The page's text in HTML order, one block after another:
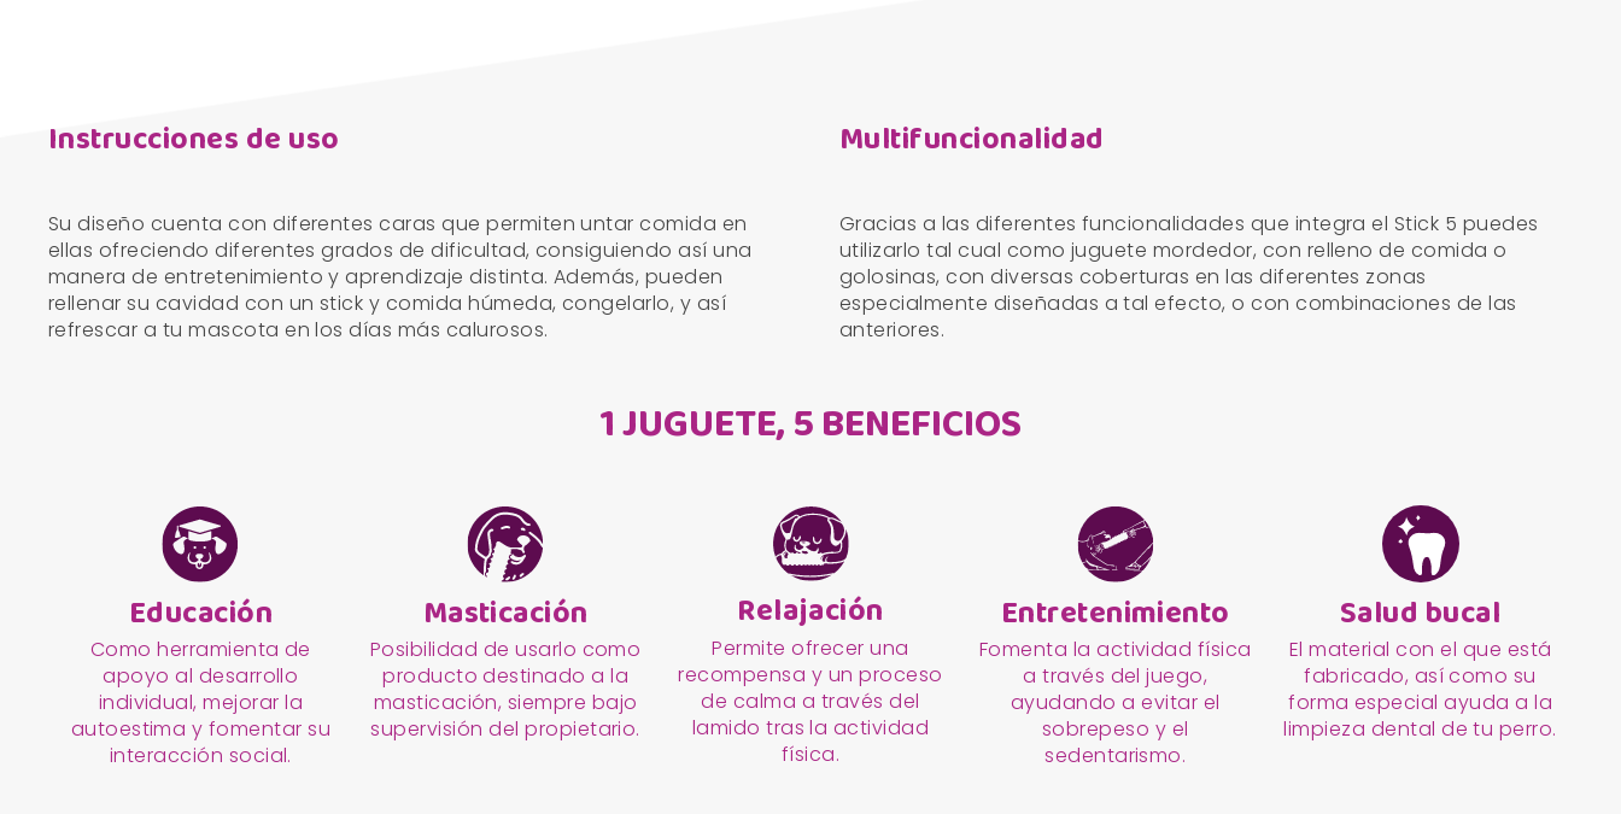
Instrucciones de uso
Su diseño cuenta con diferentes caras que permiten untar comida en
ellas ofreciendo diferentes grados de dificultad, consiguiendo así una
manera de entretenimiento y aprendizaje distinta. Además, pueden
rellenar su cavidad con un stick y comida húmeda, congelarlo, y así
refrescar a tu mascota en los días más calurosos.
Multifuncionalidad
Gracias a las diferentes funcionalidades que integra el Stick 5 puedes
utilizarlo tal cual como juguete mordedor, con relleno de comida o
golosinas, con diversas coberturas en las diferentes zonas
especialmente diseñadas a tal efecto, o con combinaciones de las
anteriores.
1 JUGUETE, 5 BENEFICIOS
Educación
Como herramienta de
apoyo al desarrollo
individual, mejorar la
autoestima y fomentar su
interacción social.
Masticación
Posibilidad de usarlo como
producto destinado a la
masticación, siempre bajo
supervisión del propietario.
Relajación
Permite ofrecer una
recompensa y un proceso
de calma a través del
lamido tras la actividad
física.
Entretenimiento
Fomenta la actividad física
a través del juego,
ayudando a evitar el
sobrepeso y el
sedentarismo.
Salud bucal
El material con el que está
fabricado, así como su
forma especial ayuda a la
limpieza dental de tu perro.